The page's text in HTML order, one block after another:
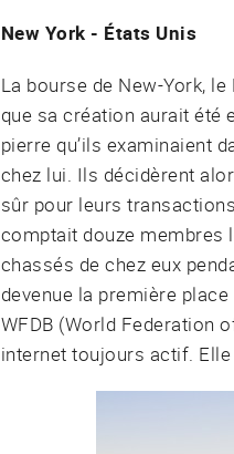
New York - États Unis
La bourse de New-York,
que sa création aurait été
pierre qu’ils examinaient
chez lui. Ils décidèrent
sûr pour leurs
comptait douze membres
chassés de chez eux
devenue la première
WFDB (World Federation
internet toujours actif.